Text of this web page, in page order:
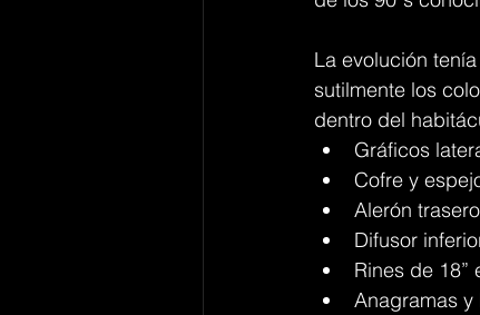
La evolución
sutilmente los
dentro del
Gráficos
Cofre y
Alerón trasero
Difusor
Rines de
Anagramas